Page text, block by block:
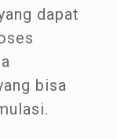
dapat
bisa